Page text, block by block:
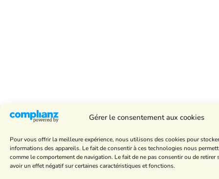
Gérer le consentement aux cookies
Pour vous offrir la meilleure expérience, nous utilisons des cookies pour
informations des appareils. Le fait de consentir à ces technologies nous
comme le comportement de navigation. Le fait de ne pas consentir ou de retirer
avoir un effet négatif sur certaines caractéristiques et fonctions.